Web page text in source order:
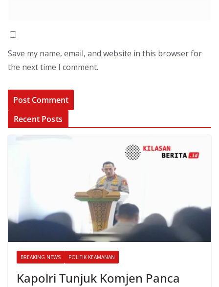
Save my name, email, and website in this browser for
the next time I comment.
Recent Posts
BREAKING NEWS POLITIK-KEAMANAN
Kapolri Tunjuk Komjen Panca